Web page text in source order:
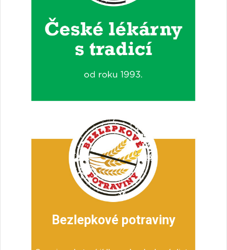
Bezlepkové potraviny